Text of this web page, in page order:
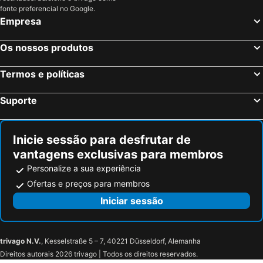
Piran Hotéis na praia
Savudrija Hotéis na praia
Tar-Vabriga Hotéis na praia
Ližnjan Hotéis na praia
Bohinj Hotéis na praia
Krk Hotéis na praia
Lovran Hotéis na praia
fonte preferencial no Google.
Empresa
Os nossos produtos
Termos e políticas
Suporte
Inicie sessão para desfrutar de
vantagens exclusivas para membros
Personalize a sua experiência
Ofertas e preços para membros
Iniciar sessão
trivago N.V., Kesselstraße 5 – 7, 40221 Düsseldorf, Alemanha
Direitos autorais 2026 trivago | Todos os direitos reservados.